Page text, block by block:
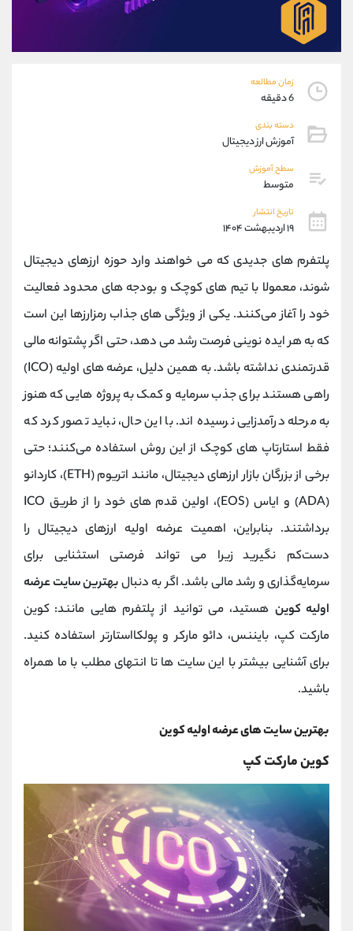
زمان مطالعه
6 دقیقه
دسته بندی
آموزش ارز دیجیتال
سطح آموزش
متوسط
تاریخ انتشار
۱۹ اردیبهشت ۱۴۰۴
پلتفرم‌ های جدیدی که می‌ خواهند وارد حوزه ارزهای دیجیتال
شوند، معمولا با تیم ‌های کوچک و بودجه‌ های محدود فعالیت
خود را آغاز می‌کنند. یکی از ویژگی‌ های جذاب رمزارزها این است
که به هر ایده نوینی فرصت رشد می ‌دهد، حتی اگر پشتوانه مالی
قدرتمندی نداشته باشد. به همین دلیل، عرضه ‌های اولیه (ICO)
راهی هستند برای جذب سرمایه و کمک به پروژه‌ هایی که هنوز
به مرحله درآمدزایی نرسیده ‌اند. با این حال، نباید تصور کرد که
فقط استارتاپ‌ های کوچک از این روش استفاده می‌کنند؛ حتی
برخی از بزرگان بازار ارزهای دیجیتال، مانند اتریوم (ETH)، کاردانو
(ADA) و ایاس (EOS)، اولین قدم‌ های خود را از طریق ICO
برداشتند. بنابراین، اهمیت عرضه اولیه ارزهای دیجیتال را
دست‌کم نگیرید زیرا می ‌تواند فرصتی استثنایی برای
سرمایه‌گذاری و رشد مالی باشد. اگر به دنبالبهترین سایت‌ عرضه
اولیه کوین هستید، می ‌توانید از پلتفرم‌ هایی مانند: کوین
مارکت کپ، بایننس، دائو مارکر و پولکااستارتر استفاده کنید.
برای آشنایی بیشتر با این سایت ها تا انتهای مطلب با ما همراه
باشید.
بهترین سایت های عرضه اولیه کوین
کوین مارکت کپ
09927779040
واتساپ
تلگرام
پشتیبان فروش
موبایل
اطلاعات تماس
تلفن 021-22021030
021-22021040
بدون پیش شماره
اینستاگرام @alireza.mehrabii
کانال تلگرام @alirezamehrabi_com
@alirezamehrabi_official